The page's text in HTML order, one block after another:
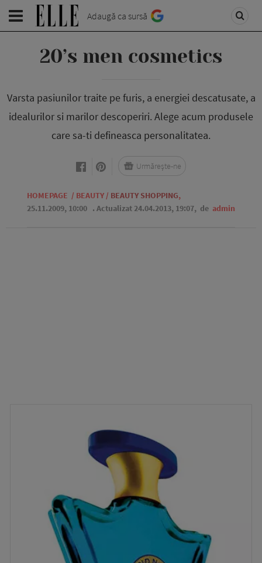
Adaugă ca sursă
20’s men cosmetics
Varsta pasiunilor traite pe furis, a energiei descatusate, a
idealurilor si marilor descoperiri. Alege acum produsele
care sa-ti defineasca personalitatea.
HOMEPAGE / BEAUTY / BEAUTY SHOPPING,
25.11.2009, 10:00 . Actualizat 24.04.2013, 19:07, de admin
Urmărește-ne